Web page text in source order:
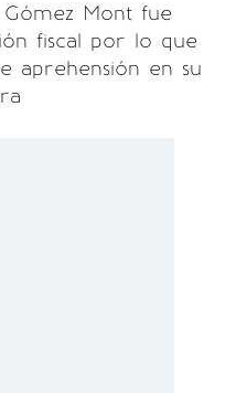
Mont fue
fiscal por lo que
aprehensión en su